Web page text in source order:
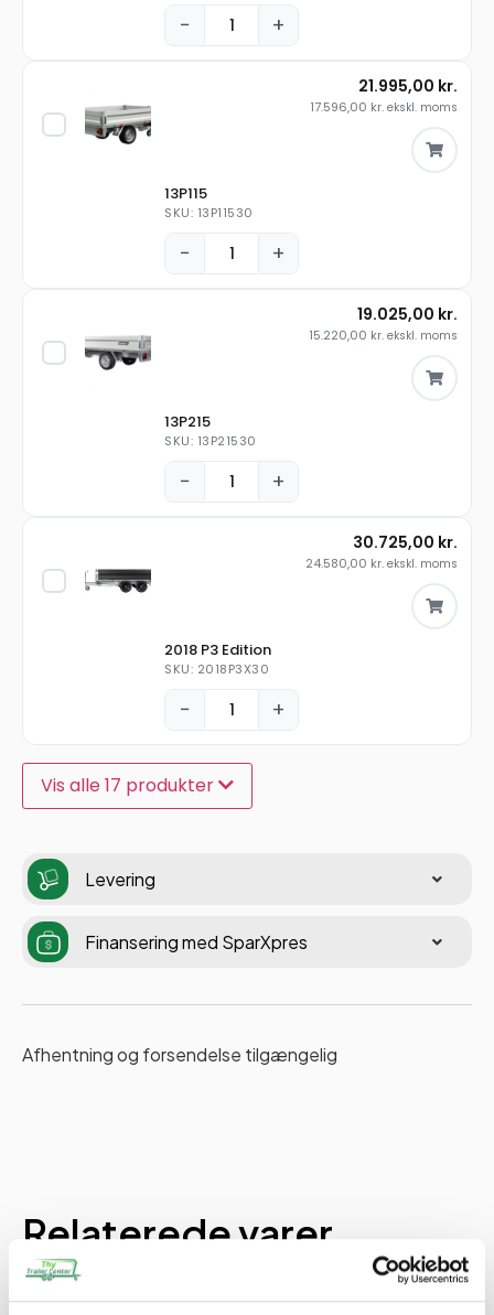
− +
13P115
SKU: 13P11530
− +
21.995,00 kr.
17.596,00 kr. ekskl. moms
13P215
SKU: 13P21530
− +
19.025,00 kr.
15.220,00 kr. ekskl. moms
2018 P3 Edition
SKU: 2018P3X30
− +
30.725,00 kr.
24.580,00 kr. ekskl. moms
Vis alle 17 produkter
Levering
Finansering med SparXpres
Afhentning og forsendelse tilgængelig
Relaterede varer